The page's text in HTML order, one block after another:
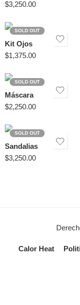
$3,250.00
SOLD OUT
Kit Ojos
$1,375.00
SOLD OUT
Máscara
$2,250.00
SOLD OUT
Sandalias
$3,250.00
Calor Heat